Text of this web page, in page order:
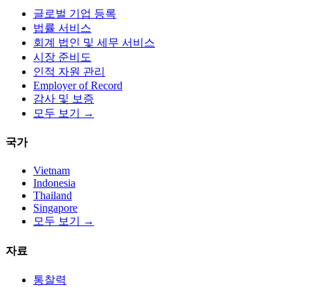
글로벌 기업 등록
법률 서비스
회계 법인 및 세무 서비스
시장 준비도
인적 자원 관리
Employer of Record
감사 및 보증
모두 보기 →
국가
Vietnam
Indonesia
Thailand
Singapore
모두 보기 →
자료
통찰력